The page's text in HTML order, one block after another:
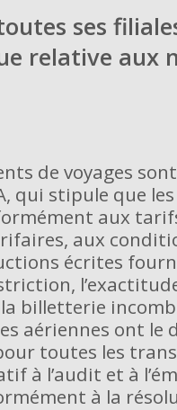
ses
relative aux
de voyages
qui stipule que
aux
aux
écrites
billetterie
aériennes ont
toutes les
à l’audit et à
à la